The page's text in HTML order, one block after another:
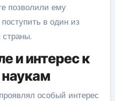
позволили ему
в один из
и интерес к
особый интерес